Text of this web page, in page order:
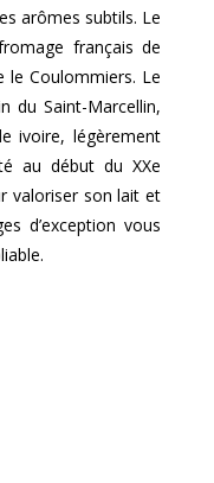
arômes subtils. Le
français de
le Coulommiers. Le
du Saint-Marcellin,
ivoire, légèrement
au début du XXe
valoriser son lait et
d’exception vous